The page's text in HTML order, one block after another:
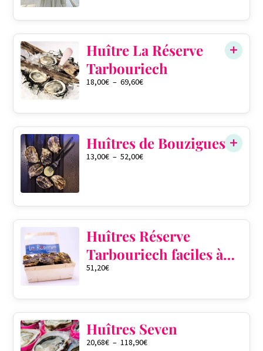
Huître La Réserve
Tarbouriech
18,00€ – 69,60€
Huîtres de Bouzigues
13,00€ – 52,00€
Huîtres Réserve
Tarbouriech faciles à
ouvrir pré ouvertes
51,20€
Huîtres Seven
20,68€ – 118,90€